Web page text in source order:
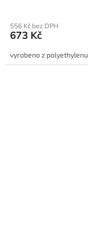
556 Kč bez DPH
673 Kč
vyrobeno z polyethylenu